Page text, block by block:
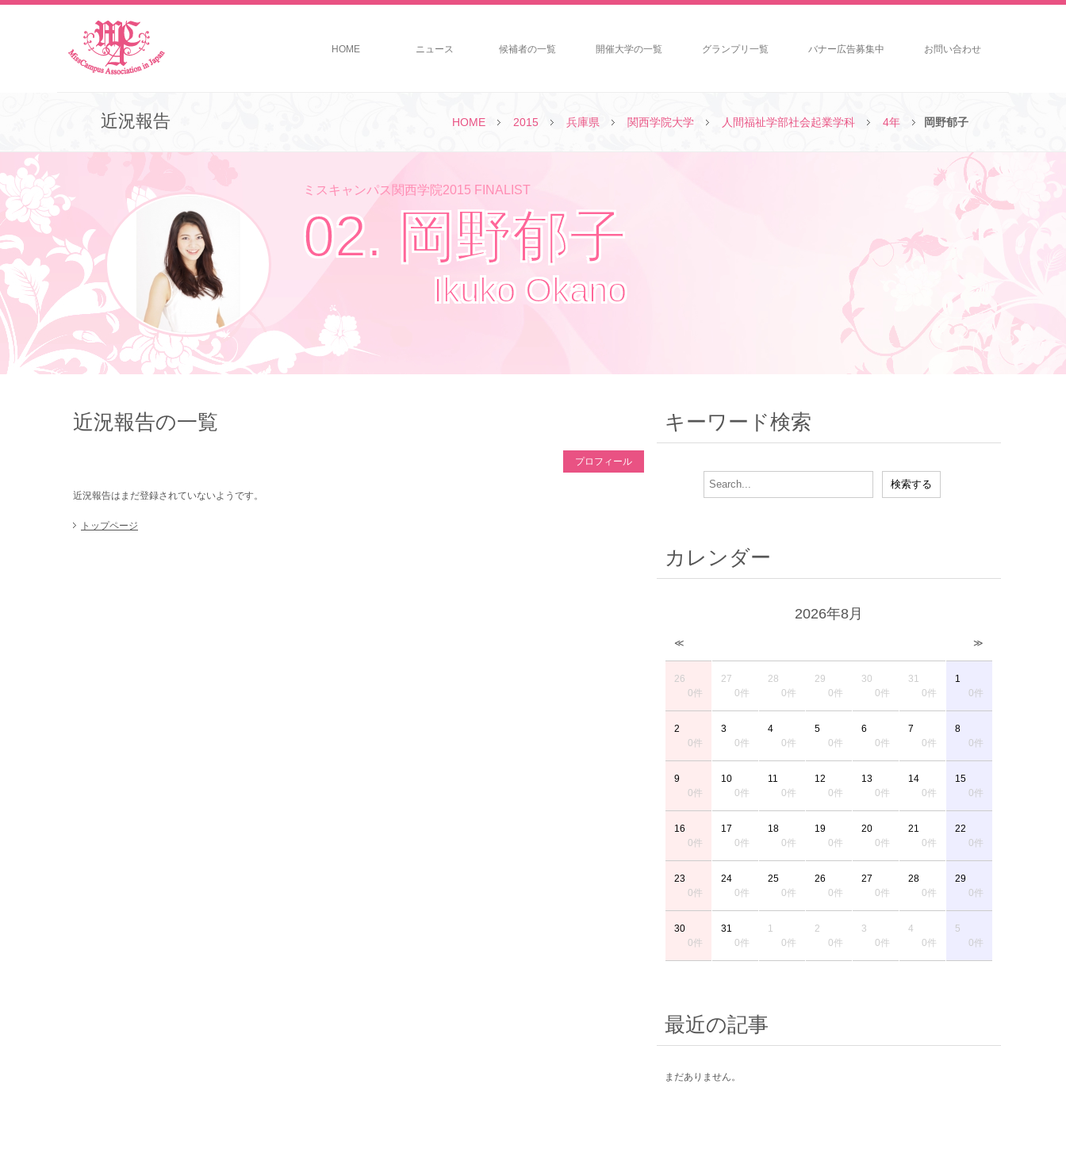
HOME ニュース 候補者の一覧 開催大学の一覧 グランプリ一覧 バナー広告募集中 お問い合わせ
HOME 2015 兵庫県 関西学院大学 人間福祉学部社会起業学科 4年 岡野郁子
近況報告
ミスキャンパス関西学院2015 FINALIST
02. 岡野郁子
Ikuko Okano
近況報告の一覧
プロフィール
近況報告はまだ登録されていないようです。
トップページ
キーワード検索
カレンダー
2026年8月
≪ ≫
26
0件
27
0件
28
0件
29
0件
30
0件
31
0件
1
0件
2
0件
3
0件
4
0件
5
0件
6
0件
7
0件
8
0件
9
0件
10
0件
11
0件
12
0件
13
0件
14
0件
15
0件
16
0件
17
0件
18
0件
19
0件
20
0件
21
0件
22
0件
23
0件
24
0件
25
0件
26
0件
27
0件
28
0件
29
0件
30
0件
31
0件
1
0件
2
0件
3
0件
4
0件
5
0件
最近の記事
まだありません。